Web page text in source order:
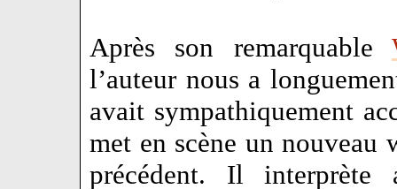
Après son remarquable
l’auteur nous a
avait sympathiquement
met en scène un nouveau
précédent. Il